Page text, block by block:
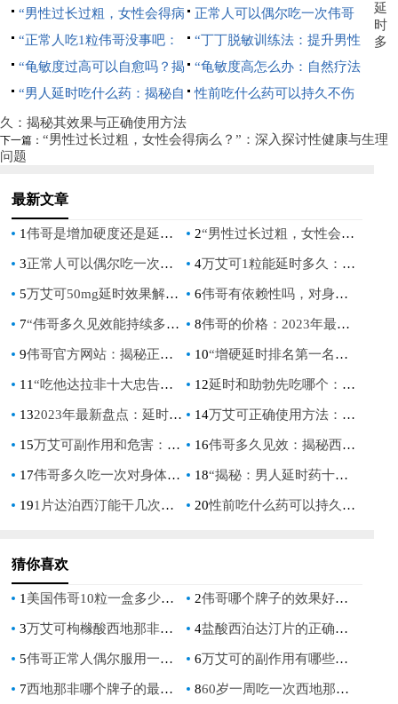
对男性持久力的影响
吗：揭秘男性健康与性能力提
升”
“男性过长过粗，女性会得病
么？”：深入探讨性健康与生
理问题
正常人可以偶尔吃一次伟哥
吗：安全与健康考量
“正常人吃1粒伟哥没事吧：
安全使用指南与常见疑问解
答”
“丁丁脱敏训练法：提升男性
持久力的秘诀”
“龟敏度过高可以自愈吗？揭
秘男性健康常见问题”
“龟敏度高怎么办：自然疗法
与生活方式调整指南”
“男人延时吃什么药：揭秘自
然疗法与科学选择”
性前吃什么药可以持久不伤
延
时
多
久：揭秘其效果与正确使用方法
下一篇： “男性过长过粗，女性会得病么？”：深入探讨性健康与生理
问题
最新文章
1伟哥是增加硬度还是延长时间_伟哥增加硬度还是延长时间 2“男性过长过粗，女性会得病么？”：深入探讨性健康与生理问题
3正常人可以偶尔吃一次伟哥吗：安全与健康考量 4万艾可1粒能延时多久：揭秘其效果与正确使用方法
5万艾可50mg延时效果解析及价格指南 6伟哥有依赖性吗，对身体有害吗？深入解析伟哥的安全性与副作用
7“伟哥多久见效能持续多久：揭秘西地那非的起效与持续时间” 8伟哥的价格：2023年最新市场分析与购买指南
9伟哥官方网站：揭秘正品伟哥的购买指南与使用注意事项 10“增硬延时排名第一名：揭秘男性健康市场的冠军产品”
11“吃他达拉非十大忠告：男性健康专家的权威指南” 12延时和助勃先吃哪个：男性健康的正确选择指南
132023年最新盘点：延时增硬药十大排名，男性健康新选择！ 14万艾可正确使用方法：男性健康指南，提升性生活质量
15万艾可副作用和危害：全面了解其潜在风险 16伟哥多久见效：揭秘西地那非的起效时间与效果
17伟哥多久吃一次对身体没有伤害：安全使用指南 18“揭秘：男人延时药十大排名，提升性福指数的秘诀！”
191片达泊西汀能干几次？揭秘其使用频率与效果 20性前吃什么药可以持久不伤身：自然增强持久力的秘诀
猜你喜欢
1 美国伟哥10粒一盒多少钱，购买前必须知道的价格信息， 2伟哥哪个牌子的效果好时间长,原研药与仿制药的疗效和持久力对比分析
3万艾可枸橼酸西地那非片后遗症,长期服用对身体的真实影响与应对措施 4盐酸西泊达汀片的正确服用方法及注意事项
5伟哥正常人偶尔服用一次可以吗了解伟哥的功效与作用前必须知道的事项 6万艾可的副作用有哪些，如何正确应对
7西地那非哪个牌子的最好,原研药与仿制药的疗效,价格对比分析 860岁一周吃一次西地那非可以吗？需要注意哪些问题？